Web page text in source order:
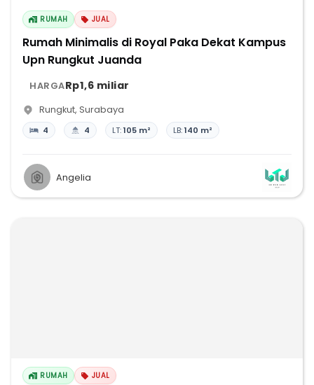
RUMAH JUAL
Rumah Minimalis di Royal Paka Dekat Kampus
Upn Rungkut Juanda
HARGARp1,6 miliar
Rungkut, Surabaya
4 4 LT:105 m² LB:140 m²
Angelia
RUMAH JUAL